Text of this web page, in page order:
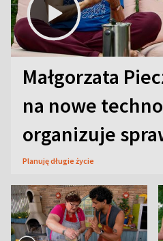
Małgorzata
na nowe
organizuje
Planuję długie życie